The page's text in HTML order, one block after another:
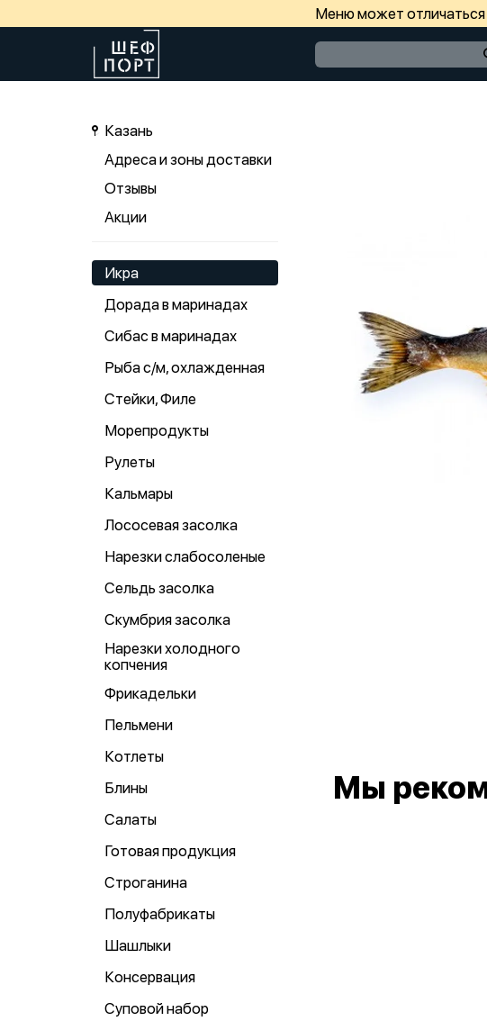
Меню может
Казань
Адреса и зоны доставки
Отзывы
Акции
Икра
Дорада в маринадах
Сибас в маринадах
Рыба с/м, охлажденная
Стейки, Филе
Морепродукты
Рулеты
Кальмары
Лососевая засолка
Нарезки слабосоленые
Сельдь засолка
Скумбрия засолка
Нарезки холодного
копчения
Фрикадельки
Пельмени
Котлеты
Блины
Салаты
Готовая продукция
Строганина
Полуфабрикаты
Шашлыки
Консервация
Суповой набор
Мы